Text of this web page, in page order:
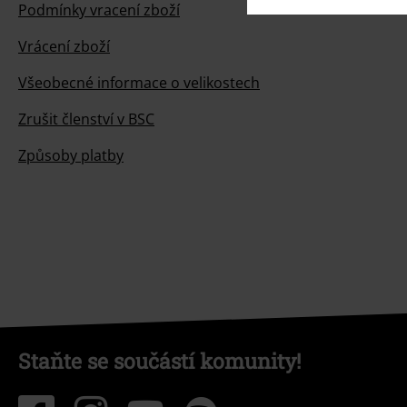
Podmínky vracení zboží
Vrácení zboží
Všeobecné informace o velikostech
Zrušit členství v BSC
Způsoby platby
Staňte se součástí komunity!